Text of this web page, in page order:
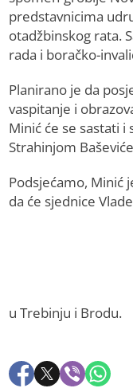
predstavnicima
otadžbinskog rata.
rada i boračko-
Planirano je da
vaspitanje i
Minić će se sastati
Strahinjom
Podsjećamo, Minić
da će sjednice
u Trebinju i Brodu.